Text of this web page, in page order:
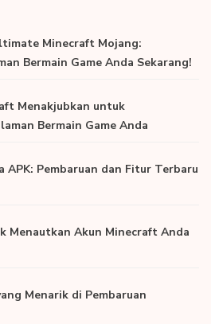
Minecraft Mojang:
Bermain Game Anda Sekarang!
Menakjubkan untuk
Bermain Game Anda
APK: Pembaruan dan Fitur Terbaru
Menautkan Akun Minecraft Anda
Menarik di Pembaruan